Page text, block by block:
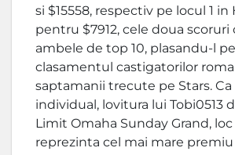
si $15558, respectiv pe locul 1 in
pentru $7912, cele doua
ambele de top 10, plasandu-l
clasamentul castigatorilor
saptamanii trecute pe Stars. Ca
individual, lovitura lui Tobi0513
Limit Omaha Sunday Grand, loc
reprezinta cel mai mare